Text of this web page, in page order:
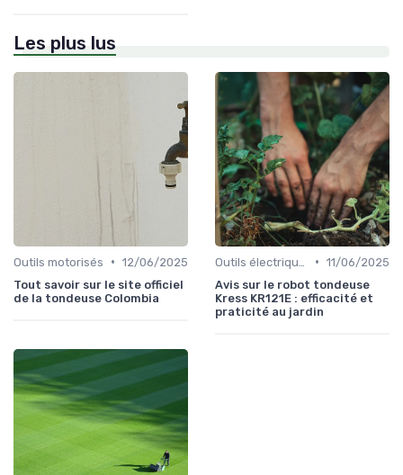
Les plus lus
Outils motorisés • 12/06/2025
Tout savoir sur le site officiel
de la tondeuse Colombia
• 11/06/2025
Avis sur le robot tondeuse
Kress KR121E : efficacité et
praticité au jardin